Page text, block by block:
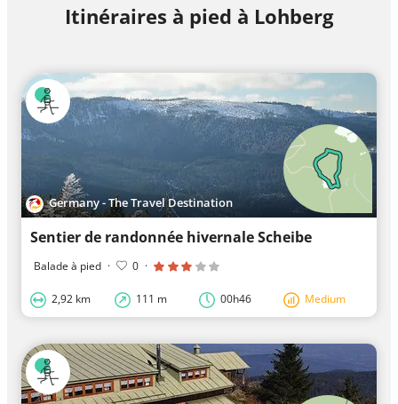
Itinéraires à pied à Lohberg
Germany - The Travel Destination
Sentier de randonnée hivernale Scheibe
Balade à pied · 0 ·
2,92 km 111 m 00h46 Medium